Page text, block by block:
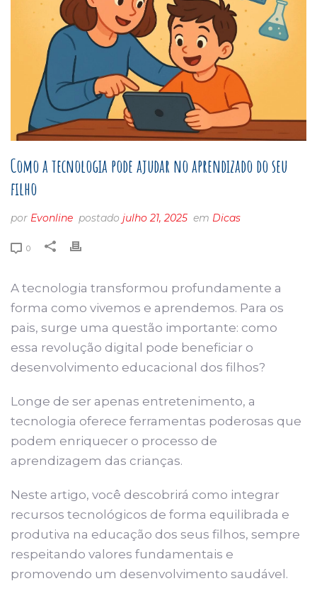
Como a tecnologia pode ajudar no aprendizado do seu
filho
por Evonline postado julho 21, 2025 em Dicas
0
A tecnologia transformou profundamente a
forma como vivemos e aprendemos. Para os
pais, surge uma questão importante: como
essa revolução digital pode beneficiar o
desenvolvimento educacional dos filhos?
Longe de ser apenas entretenimento, a
tecnologia oferece ferramentas poderosas que
podem enriquecer o processo de
aprendizagem das crianças.
Neste artigo, você descobrirá como integrar
recursos tecnológicos de forma equilibrada e
produtiva na educação dos seus filhos, sempre
respeitando valores fundamentais e
promovendo um desenvolvimento saudável.